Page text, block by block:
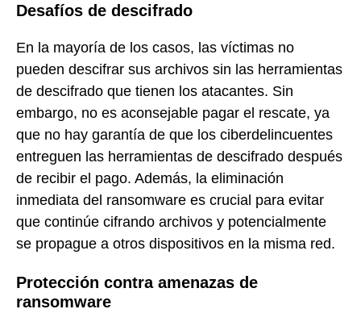
Desafíos de descifrado
En la mayoría de los casos, las víctimas no
pueden descifrar sus archivos sin las herramientas
de descifrado que tienen los atacantes. Sin
embargo, no es aconsejable pagar el rescate, ya
que no hay garantía de que los ciberdelincuentes
entreguen las herramientas de descifrado después
de recibir el pago. Además, la eliminación
inmediata del ransomware es crucial para evitar
que continúe cifrando archivos y potencialmente
se propague a otros dispositivos en la misma red.
Protección contra amenazas de
ransomware